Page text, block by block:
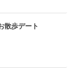
散歩デート